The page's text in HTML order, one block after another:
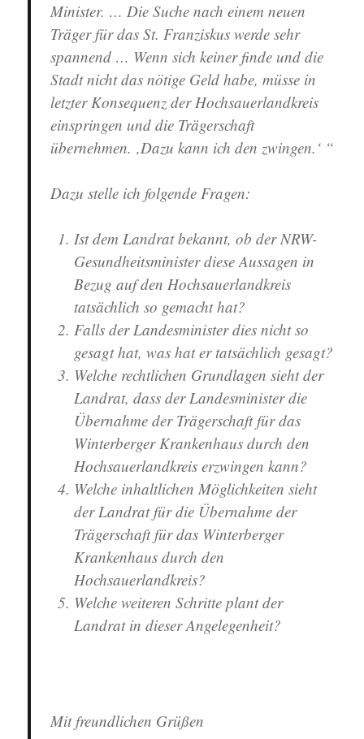
Minister. … Die Suche nach einem neuen
Träger für das St. Franziskus werde sehr
spannend … Wenn sich keiner finde und die
Stadt nicht das nötige Geld habe, müsse in
letzter Konsequenz der Hochsauerlandkreis
einspringen und die Trägerschaft
übernehmen. ‚Dazu kann ich den zwingen.‘ “
Dazu stelle ich folgende Fragen:
Ist dem Landrat bekannt, ob der NRW-
Gesundheitsminister diese Aussagen in
Bezug auf den Hochsauerlandkreis
tatsächlich so gemacht hat?
Falls der Landesminister dies nicht so
gesagt hat, was hat er tatsächlich gesagt?
Welche rechtlichen Grundlagen sieht der
Landrat, dass der Landesminister die
Übernahme der Trägerschaft für das
Winterberger Krankenhaus durch den
Hochsauerlandkreis erzwingen kann?
Welche inhaltlichen Möglichkeiten sieht
der Landrat für die Übernahme der
Trägerschaft für das Winterberger
Krankenhaus durch den
Hochsauerlandkreis?
Welche weiteren Schritte plant der
Landrat in dieser Angelegenheit?
Mit freundlichen Grüßen